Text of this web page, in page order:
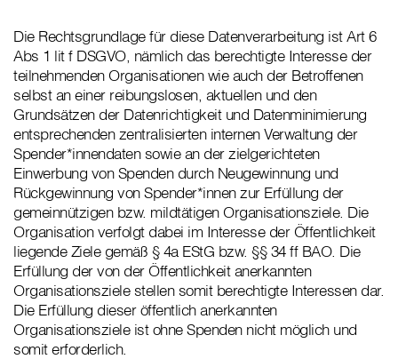
Die Rechtsgrundlage für diese Datenverarbeitung ist Art 6
Abs 1 lit f DSGVO, nämlich das berechtigte Interesse der
teilnehmenden Organisationen wie auch der Betroffenen
selbst an einer reibungslosen, aktuellen und den
Grundsätzen der Datenrichtigkeit und Datenminimierung
entsprechenden zentralisierten internen Verwaltung der
Spender*innendaten sowie an der zielgerichteten
Einwerbung von Spenden durch Neugewinnung und
Rückgewinnung von Spender*innen zur Erfüllung der
gemeinnützigen bzw. mildtätigen Organisationsziele. Die
Organisation verfolgt dabei im Interesse der Öffentlichkeit
liegende Ziele gemäß § 4a EStG bzw. §§ 34 ff BAO. Die
Erfüllung der von der Öffentlichkeit anerkannten
Organisationsziele stellen somit berechtigte Interessen dar.
Die Erfüllung dieser öffentlich anerkannten
Organisationsziele ist ohne Spenden nicht möglich und
somit erforderlich.